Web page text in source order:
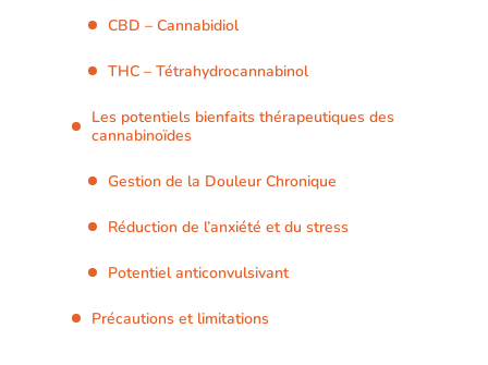
CBD – Cannabidiol
THC – Tétrahydrocannabinol
Les potentiels bienfaits thérapeutiques des
cannabinoïdes
Gestion de la Douleur Chronique
Réduction de l’anxiété et du stress
Potentiel anticonvulsivant
Précautions et limitations